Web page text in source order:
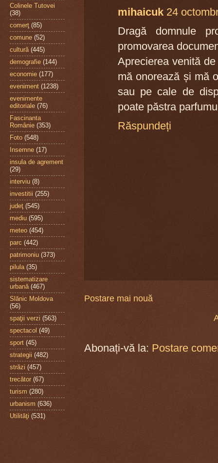
mihaicuk 24
Dragă domnule
promovarea
Aprecierea venită
mă onorează și mă
sau pe cale de
poate păstra
Răspundeți
Postare mai nouă
Abonați-vă la: Postare
Colinele Tutovei
(38)
comerţ (85)
comune (52)
cultură (445)
demografie (144)
economie (177)
eveniment (1238)
evenimente
editoriale (76)
Fascinanta
Românie (353)
Foto (548)
Insemne (17)
insula de agrement
(29)
interviu (8)
investitii (255)
judeţ (545)
mediu (595)
meteo (454)
parc (442)
patrimoniu (373)
pilula (35)
sistematizare
urbană (467)
Slănic Moldova
(56)
spaţii verzi (563)
spectacol (49)
sport (45)
strategii (482)
străzi (457)
trecător (67)
turism (280)
urbanism (636)
Utilităţi (531)